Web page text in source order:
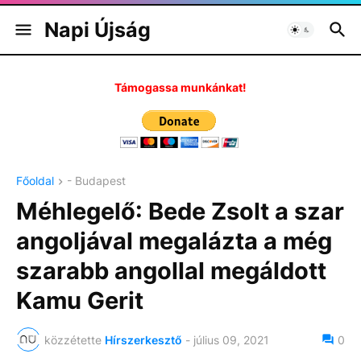
Napi Újság
Támogassa munkánkat!
Főoldal - Budapest
Méhlegelő: Bede Zsolt a szar
angoljával megalázta a még
szarabb angollal megáldott
Kamu Gerit
közzétette Hírszerkesztő - július 09, 2021 0